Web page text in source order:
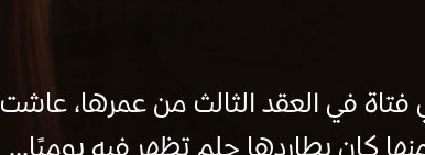
في العقد الثالث من عمرها، عاشت